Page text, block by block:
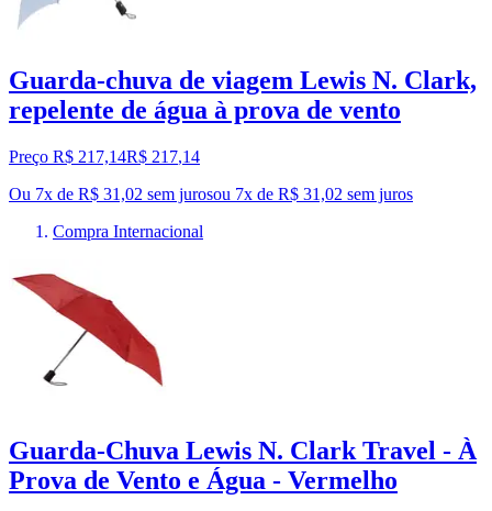
Guarda-chuva de viagem Lewis N. Clark,
repelente de água à prova de vento
Preço R$ 217,14R$ 217,14
Ou 7x de R$ 31,02 sem jurosou 7x de R$ 31,02 sem juros
Compra Internacional
Guarda-Chuva Lewis N. Clark Travel - À
Prova de Vento e Água - Vermelho